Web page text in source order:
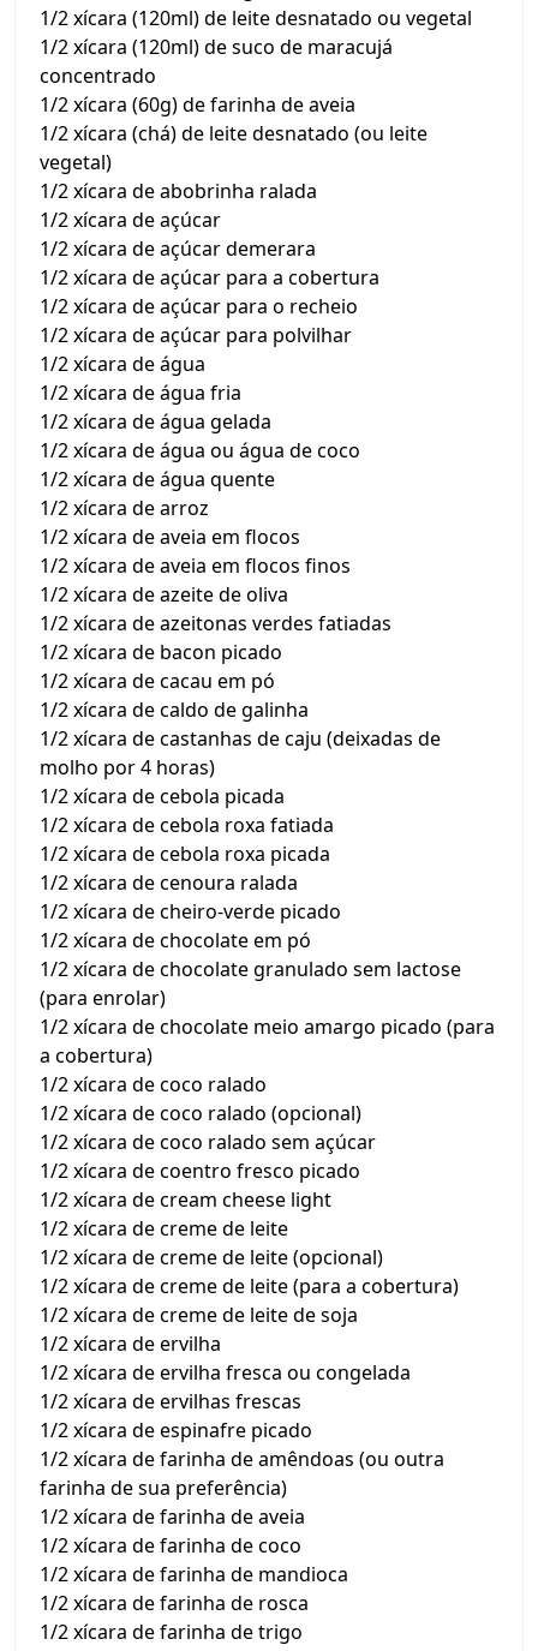
1/2 xícara (120ml) de leite desnatado ou vegetal
1/2 xícara (120ml) de suco de maracujá
concentrado
1/2 xícara (60g) de farinha de aveia
1/2 xícara (chá) de leite desnatado (ou leite
vegetal)
1/2 xícara de abobrinha ralada
1/2 xícara de açúcar
1/2 xícara de açúcar demerara
1/2 xícara de açúcar para a cobertura
1/2 xícara de açúcar para o recheio
1/2 xícara de açúcar para polvilhar
1/2 xícara de água
1/2 xícara de água fria
1/2 xícara de água gelada
1/2 xícara de água ou água de coco
1/2 xícara de água quente
1/2 xícara de arroz
1/2 xícara de aveia em flocos
1/2 xícara de aveia em flocos finos
1/2 xícara de azeite de oliva
1/2 xícara de azeitonas verdes fatiadas
1/2 xícara de bacon picado
1/2 xícara de cacau em pó
1/2 xícara de caldo de galinha
1/2 xícara de castanhas de caju (deixadas de
molho por 4 horas)
1/2 xícara de cebola picada
1/2 xícara de cebola roxa fatiada
1/2 xícara de cebola roxa picada
1/2 xícara de cenoura ralada
1/2 xícara de cheiro-verde picado
1/2 xícara de chocolate em pó
1/2 xícara de chocolate granulado sem lactose
(para enrolar)
1/2 xícara de chocolate meio amargo picado (para
a cobertura)
1/2 xícara de coco ralado
1/2 xícara de coco ralado (opcional)
1/2 xícara de coco ralado sem açúcar
1/2 xícara de coentro fresco picado
1/2 xícara de cream cheese light
1/2 xícara de creme de leite
1/2 xícara de creme de leite (opcional)
1/2 xícara de creme de leite (para a cobertura)
1/2 xícara de creme de leite de soja
1/2 xícara de ervilha
1/2 xícara de ervilha fresca ou congelada
1/2 xícara de ervilhas frescas
1/2 xícara de espinafre picado
1/2 xícara de farinha de amêndoas (ou outra
farinha de sua preferência)
1/2 xícara de farinha de aveia
1/2 xícara de farinha de coco
1/2 xícara de farinha de mandioca
1/2 xícara de farinha de rosca
1/2 xícara de farinha de trigo